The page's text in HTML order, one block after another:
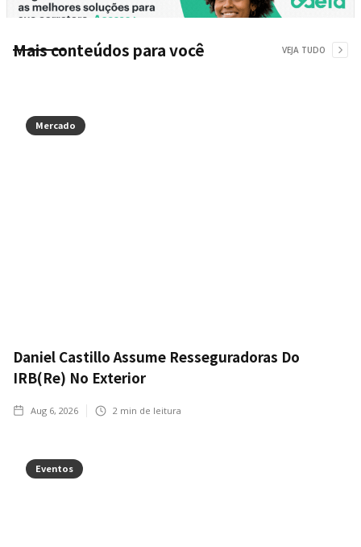
Mais conteúdos para você VEJA TUDO
Mercado
Daniel Castillo Assume Resseguradoras Do
IRB(Re) No Exterior
Aug 6, 2026 2 min de leitura
Eventos